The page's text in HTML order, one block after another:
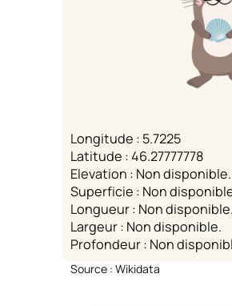
Longitude : 5.7225
Latitude : 46.27777778
Elevation : Non disponible.
Superficie : Non
Longueur : Non disponible.
Largeur : Non disponible.
Profondeur : Non
Source : Wikidata